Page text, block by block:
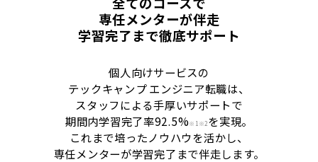
専任メンターが伴走
学習完了まで徹底サポート
個人向けサービスの
テックキャンプ エンジニア転職は、
スタッフによる手厚いサポートで
期間内学習完了率92.5%※ 1※2を実現。
これまで培ったノウハウを活かし、
専任メンターが学習完了まで伴走します。